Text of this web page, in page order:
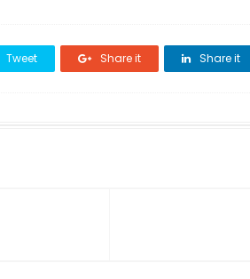
Tweet Share it Share it